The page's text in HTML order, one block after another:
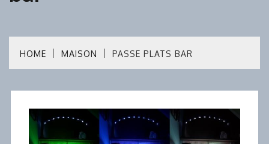
HOME MAISON PASSE PLATS BAR